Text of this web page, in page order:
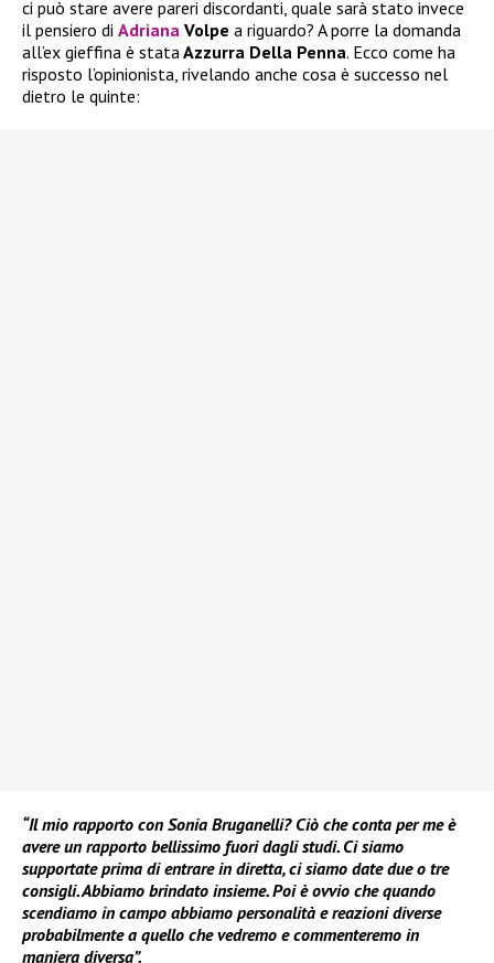
ci può stare avere pareri discordanti, quale sarà stato invece
il pensiero di Adriana Volpe a riguardo? A porre la domanda
all’ex gieffina è stataAzzurra Della Penna. Ecco come ha
risposto l’opinionista, rivelando anche cosa è successo nel
dietro le quinte:
“Il mio rapporto con Sonia Bruganelli? Ciò che conta per me è
avere un rapporto bellissimo fuori dagli studi. Ci siamo
supportate prima di entrare in diretta, ci siamo date due o tre
consigli. Abbiamo brindato insieme. Poi è ovvio che quando
scendiamo in campo abbiamo personalità e reazioni diverse
probabilmente a quello che vedremo e commenteremo in
maniera diversa”.